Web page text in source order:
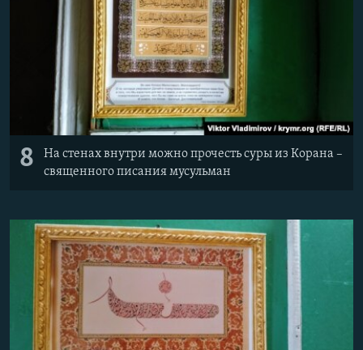
8
На стенах внутри можно прочесть суры из Корана –
священного писания мусульман